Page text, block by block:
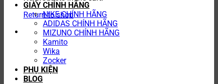
Return to shop
GIÀY CHÍNH HÃNG
NIKE CHÍNH HÃNG
ADIDAS CHÍNH HÃNG
MIZUNO CHÍNH HÃNG
Kamito
Wika
Zocker
PHỤ KIỆN
BLOG